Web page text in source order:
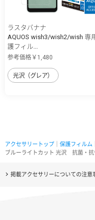
ラスタバナナ
AQUOS wish3/wish2/wish 専
護フィル...
参考価格￥1,480
光沢（グレア）
アクセサリートップ 保護フィルム
ブルーライトカット 光沢 抗菌・抗
掲載アクセサリーについての注意